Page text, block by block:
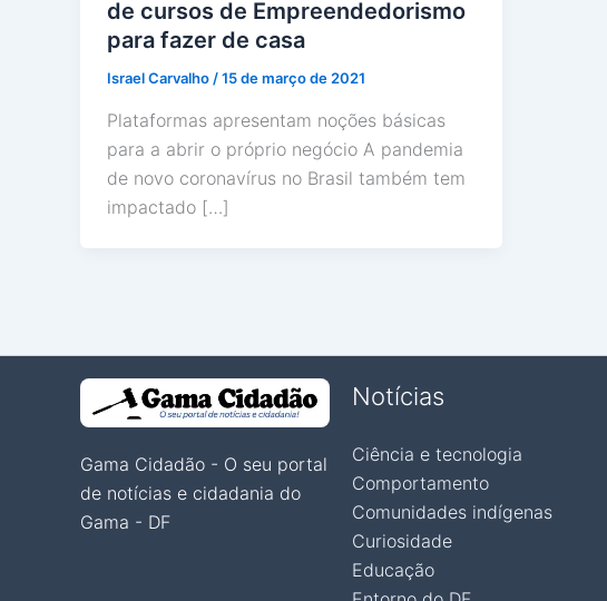
de cursos de Empreendedorismo
para fazer de casa
Israel Carvalho/15 de março de 2021
Plataformas apresentam noções básicas
para a abrir o próprio negócio A pandemia
de novo coronavírus no Brasil também tem
impactado […]
Gama Cidadão - O seu portal
de notícias e cidadania do
Gama - DF
Notícias
Ciência e tecnologia
Comportamento
Comunidades indígenas
Curiosidade
Educação